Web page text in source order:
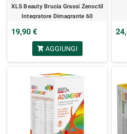
XLS Beauty Brucia Grassi Zenoctil
Integratore Dimagrante 60
19,90 €
shopping_cart AGGIUNGI